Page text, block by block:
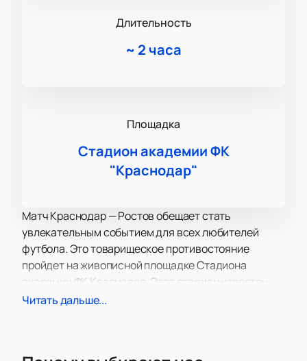
Длительность
~ 2 часа
Площадка
Стадион академии ФК
"Краснодар"
Матч Краснодар — Ростов обещает стать
увлекательным событием для всех любителей
футбола. Это товарищеское противостояние
пройдет на живописной площадке Стадиона
академии ФК Краснодар. Этот стадион известен
своей современной инфраструктурой и
Читать дальше...